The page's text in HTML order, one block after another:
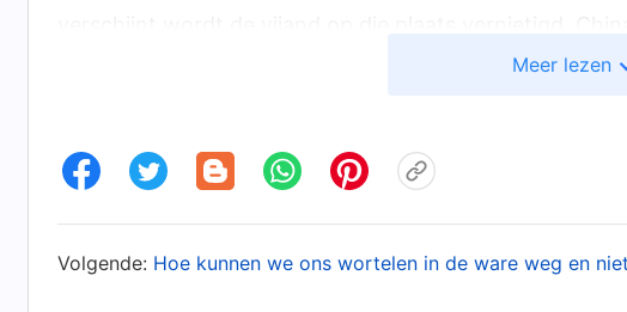
door de hand van God. God zal genadeloos optreden
van de vijand. Dit is een stukje uitleg over wat er
Het Woord, Deel I, De verschijning en het werk van God,
Meer lezen
Volgende: Hoe kunnen we ons wortelen in de ware weg en